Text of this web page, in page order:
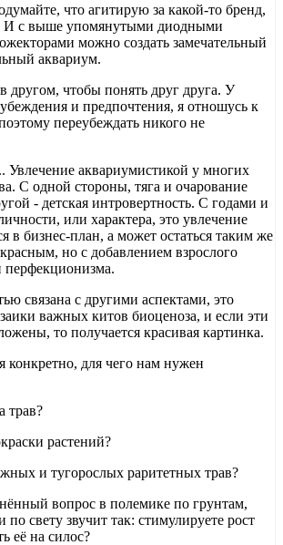
что агитирую за какой-то бренд,
И с выше упомянутыми диодными
можно создать замечательный
аквариум.
в другом, чтобы понять друг друга. У
и предпочтения, я отношусь к
переубеждать никого не
Увлечение аквариумистикой у многих
С одной стороны, тяга и очарование
- детская интровертность. С годами и
или характера, это увлечение
в бизнес-план, а может остаться таким же
но с добавлением взрослого
перфекционизма.
связана с другими аспектами, это
важных китов биоценоза, и если эти
то получается красивая картинка.
конкретно, для чего нам нужен
трав?
растений?
и тугорослых раритетных трав?
вопрос в полемике по грунтам,
свету звучит так: стимулируете рост
её на силос?